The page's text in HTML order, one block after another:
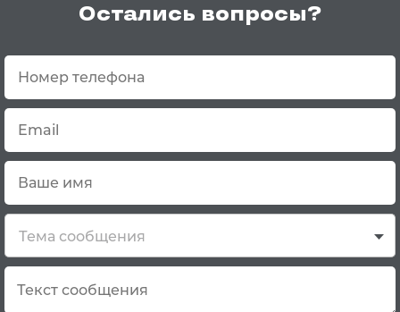
Остались вопросы?
Тема сообщения